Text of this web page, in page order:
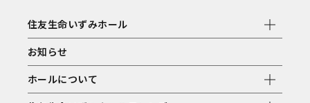
住友生命いずみホール
お知らせ
ホールについて